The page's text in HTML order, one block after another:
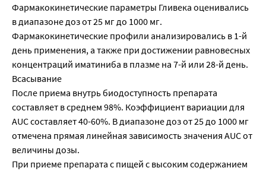
Фармакокинетические параметры Гливека оценивались
в диапазоне доз от 25 мг до 1000 мг.
Фармакокинетические профили анализировались в 1-й
день применения, а также при достижении равновесных
концентраций иматиниба в плазме на 7-й или 28-й день.
Всасывание
После приема внутрь биодоступность препарата
составляет в среднем 98%. Коэффициент вариации для
AUC составляет 40-60%. В диапазоне доз от 25 до 1000 мг
отмечена прямая линейная зависимость значения AUC от
величины дозы.
При приеме препарата с пищей с высоким содержанием